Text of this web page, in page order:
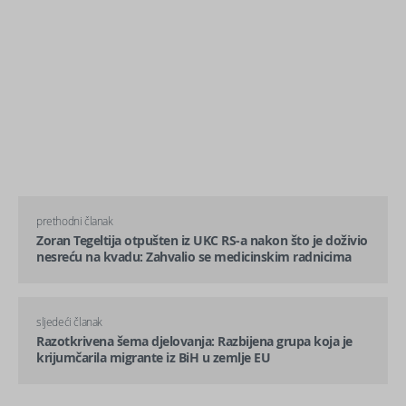
prethodni članak
Zoran Tegeltija otpušten iz UKC RS-a nakon što je doživio
nesreću na kvadu: Zahvalio se medicinskim radnicima
sljedeći članak
Razotkrivena šema djelovanja: Razbijena grupa koja je
krijumčarila migrante iz BiH u zemlje EU